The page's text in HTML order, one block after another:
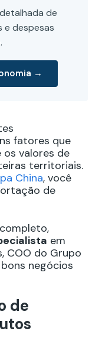
de
despesas
→
fatores que
valores de
territoriais.
China, você
de
em
COO do Grupo
negócios
de